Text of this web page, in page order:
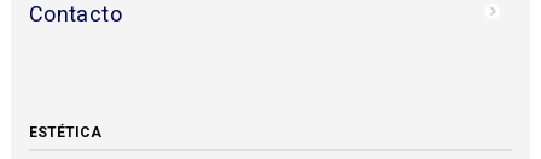
Contacto
ESTÉTICA